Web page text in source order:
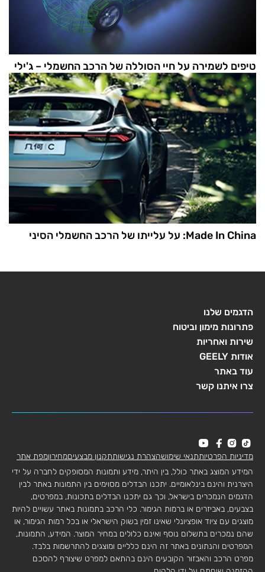
טיפים לשמירה על חיי הסוללה של הרכב החשמלי – ג'ילי
Made In China: על עלייתו של הרכב החשמלי הסיני
הדגמים שלנו
פתרונות מימון וביטוח
שירות ואחריות
אודות GEELY
עוד באתר
צרו איתנו קשר
מדיניות הפרטיותתנאי שימושהצהרת נגישותתקנון מבצעיםמחירוןמפת אתר
המידע המוצג באתר כולל, בין היתר, מידע ותמונות המסופקים לחברה על ידי
היצרנית והינם בינלאומיים. יתכנו הבדלים מסוימים בין התמונות באתר לבין
הדגמים הנמכרים בישראל, וכך גם יתכנו הבדלים בתכונות, במפרטים,
בצבעים, באביזרים או ברמות הגימור. כלי הרכב בתמונות באתר עשויים להיות
מוצגים עם ציוד אופציונלי שאינו זמין בשוק הישראלי או בכל רמות הגימור, או
שהם נמכרים בתשלום נוסף ואינם כלולים במחיר המוצר. המידע, התמונות,
המפרטים והנתונים באתר זה הינם כלליים ומוצגים להתרשמות בלבד.
מפרט הרכב והאבזור הקובעים הינם בהתאם למפרט שיצורף להסכם